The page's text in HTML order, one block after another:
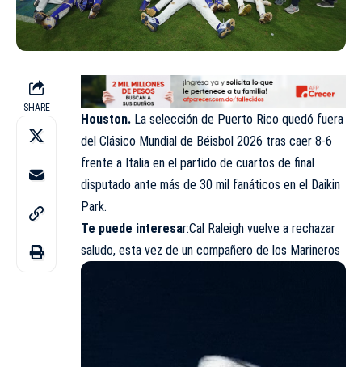
SHARE
Houston. La selección de Puerto Rico quedó fuera
del Clásico Mundial de Béisbol 2026 tras caer 8-6
frente a Italia en el partido de cuartos de final
disputado ante más de 30 mil fanáticos en el Daikin
Park.
Te puede interesar:Cal Raleigh vuelve a rechazar
saludo, esta vez de un compañero de los Marineros